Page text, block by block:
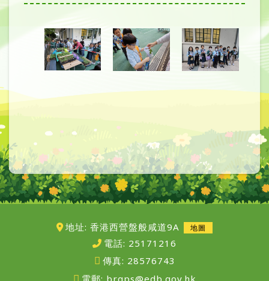
地址: 香港西營盤般咸道9A 地圖
電話: 25171216
傳真: 28576743
電郵: brgps@edb.gov.hk